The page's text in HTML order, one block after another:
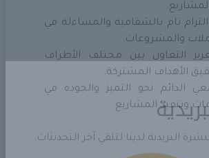
التزام تام بالشفافية والمساءلة في
والمشروعات.
التعاون بين مختلف الأطراف
الأهداف المشتركة.
الدائم نحو التميز والجودة في
وتنفيذ المشاريع